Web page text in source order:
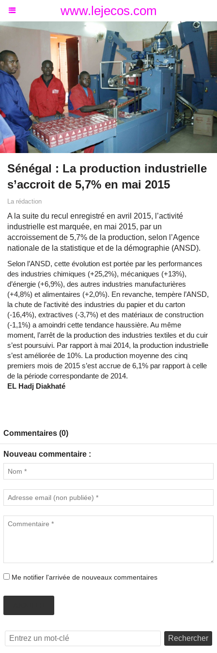
www.lejecos.com
Sénégal : La production industrielle
s’accroit de 5,7% en mai 2015
La rédaction
A la suite du recul enregistré en avril 2015, l’activité
industrielle est marquée, en mai 2015, par un
accroissement de 5,7% de la production, selon l’Agence
nationale de la statistique et de la démographie (ANSD).
Selon l’ANSD, cette évolution est portée par les performances
des industries chimiques (+25,2%), mécaniques (+13%),
d’énergie (+6,9%), des autres industries manufacturières
(+4,8%) et alimentaires (+2,0%). En revanche, tempère l’ANSD,
la chute de l’activité des industries du papier et du carton
(-16,4%), extractives (-3,7%) et des matériaux de construction
(-1,1%) a amoindri cette tendance haussière. Au même
moment, l’arrêt de la production des industries textiles et du cuir
s’est poursuivi. Par rapport à mai 2014, la production industrielle
s’est améliorée de 10%. La production moyenne des cinq
premiers mois de 2015 s’est accrue de 6,1% par rapport à celle
de la période correspondante de 2014.
EL Hadj Diakhaté
Commentaires (0)
Nouveau commentaire :
Me notifier l'arrivée de nouveaux commentaires
Rechercher